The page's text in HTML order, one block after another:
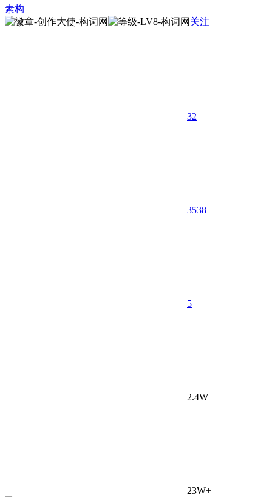
素构
关注
32
3538
5
2.4W+
23W+